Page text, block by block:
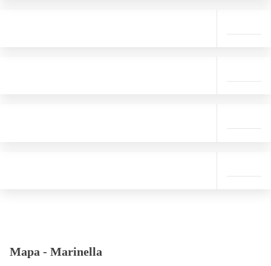
Mapa - Marinella